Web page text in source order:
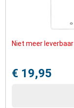
Niet meer leverbaar
€ 19,95